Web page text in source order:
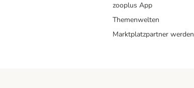
zooplus App
Themenwelten
Marktplatzpartner werden